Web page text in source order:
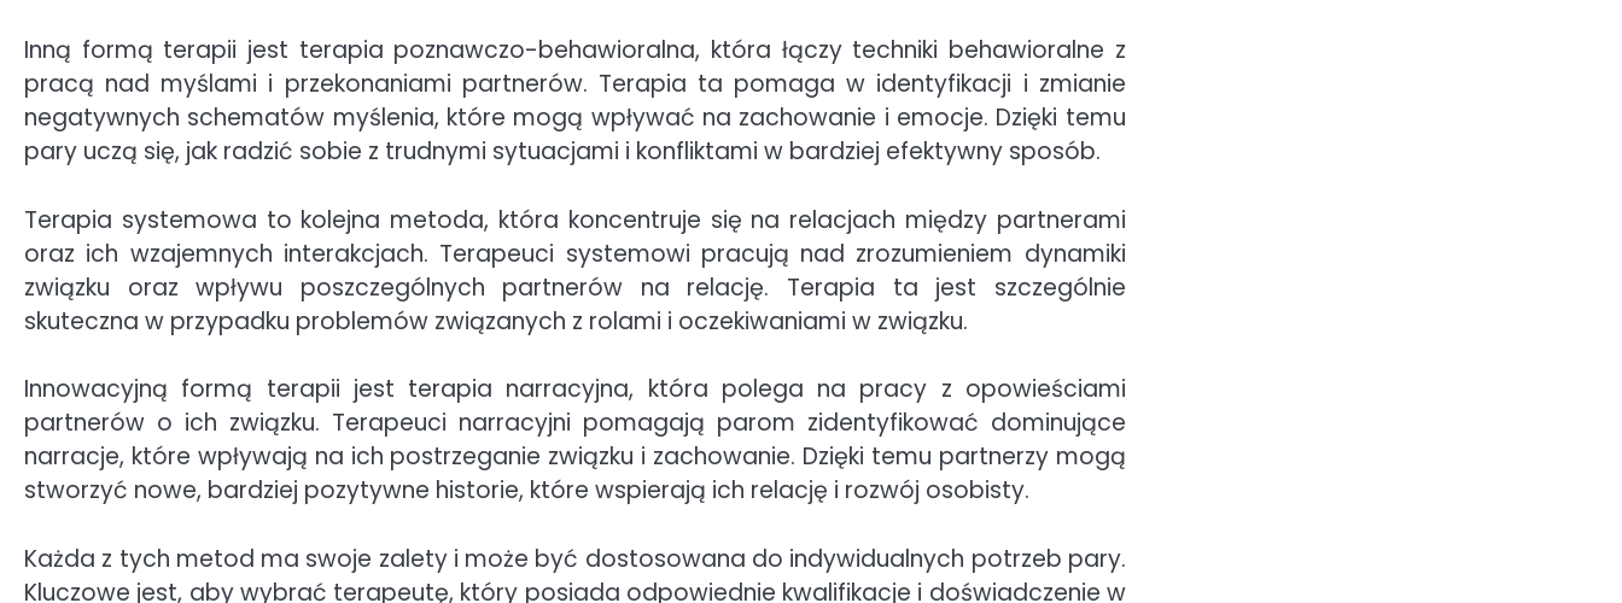
Inną formą terapii jest terapia poznawczo-behawioralna, która łączy techniki behawioralne z
pracą nad myślami i przekonaniami partnerów. Terapia ta pomaga w identyfikacji i zmianie
negatywnych schematów myślenia, które mogą wpływać na zachowanie i emocje. Dzięki temu
pary uczą się, jak radzić sobie z trudnymi sytuacjami i konfliktami w bardziej efektywny sposób.
Terapia systemowa to kolejna metoda, która koncentruje się na relacjach między partnerami
oraz ich wzajemnych interakcjach. Terapeuci systemowi pracują nad zrozumieniem dynamiki
związku oraz wpływu poszczególnych partnerów na relację. Terapia ta jest szczególnie
skuteczna w przypadku problemów związanych z rolami i oczekiwaniami w związku.
Innowacyjną formą terapii jest terapia narracyjna, która polega na pracy z opowieściami
partnerów o ich związku. Terapeuci narracyjni pomagają parom zidentyfikować dominujące
narracje, które wpływają na ich postrzeganie związku i zachowanie. Dzięki temu partnerzy mogą
stworzyć nowe, bardziej pozytywne historie, które wspierają ich relację i rozwój osobisty.
Każda z tych metod ma swoje zalety i może być dostosowana do indywidualnych potrzeb pary.
Kluczowe jest, aby wybrać terapeutę, który posiada odpowiednie kwalifikacje i doświadczenie w